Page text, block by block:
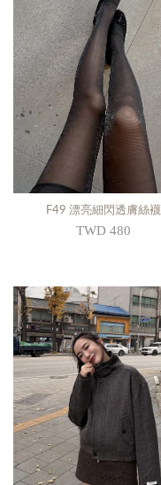
F49 漂亮細閃透膚絲襪
TWD 480